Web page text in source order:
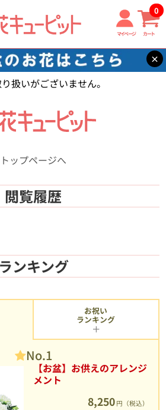
マイページ カート
0
×
扱いがございません。
トップページへ
閲覧履歴
ランキング
No.1
【お盆】お供えのアレンジ
メント
8,250 円（税込）
お祝い
ランキング